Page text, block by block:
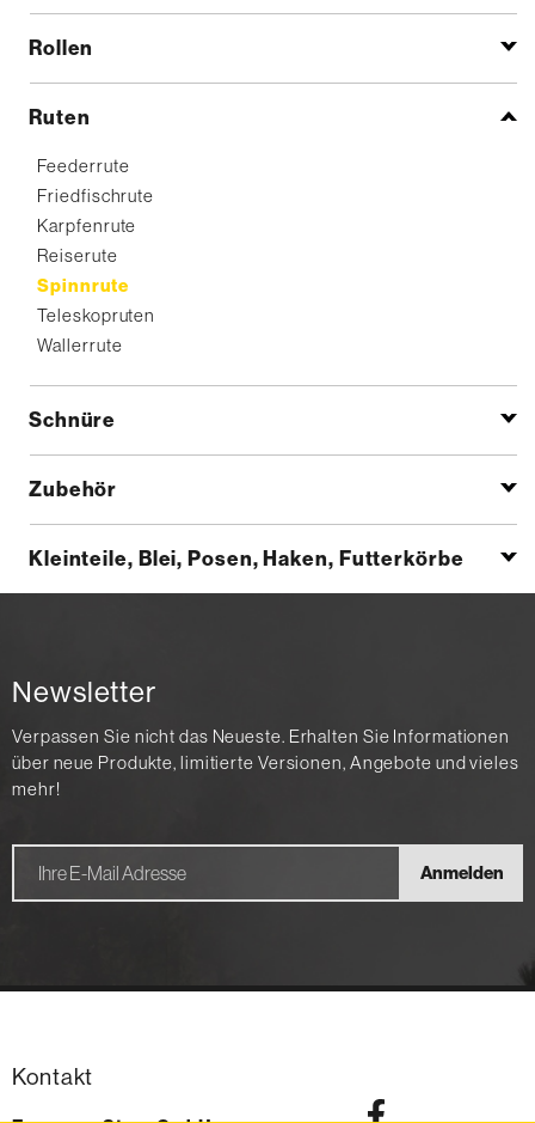
Rollen
Ruten
Feederrute
Friedfischrute
Karpfenrute
Reiserute
Spinnrute
Teleskopruten
Wallerrute
Schnüre
Zubehör
Kleinteile, Blei, Posen, Haken, Futterkörbe
Newsletter
Verpassen Sie nicht das Neueste. Erhalten Sie Informationen
über neue Produkte, limitierte Versionen, Angebote und vieles
mehr!
Anmelden
Kontakt